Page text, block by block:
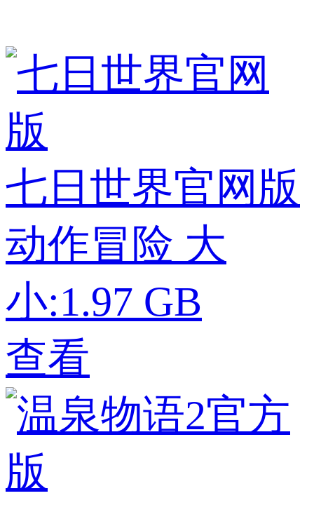
七日世界官网版
动作冒险 大
小:1.97 GB
查看